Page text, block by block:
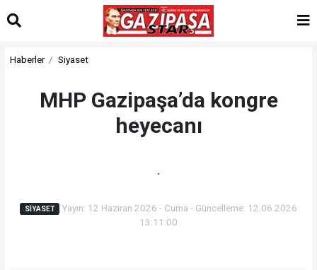
Haberler Siyaset
MHP Gazipaşa’da kongre
heyecanı
.
SIYASET
Yayın: 12 Haziran 2026 - Cuma - Güncelleme: 12.06.2026
13:11:00